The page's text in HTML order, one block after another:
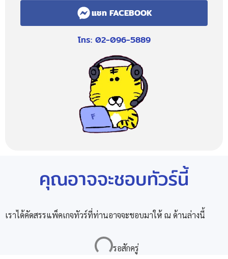
แชท FACEBOOK
โทร: 02-096-5889
คุณอาจจะชอบทัวร์นี้
เราได้คัดสรรแพ็คเกจทัวร์ที่ท่านอาจจะชอบมาให้ ณ ด้านล่างนี้